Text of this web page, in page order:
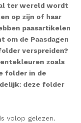
ter wereld wordt
op zijn of haar
paasartikelen
om de Paasdagen
verspreiden?
zoals
folder in de
deze folder
volop gelezen.